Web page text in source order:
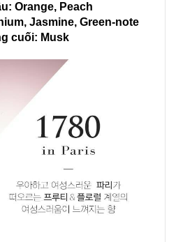
Orange, Peach
Jasmine, Green-note
cuối: Musk